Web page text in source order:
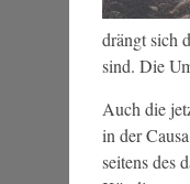
drängt sich
sind. Die
Auch die
in der
seitens des